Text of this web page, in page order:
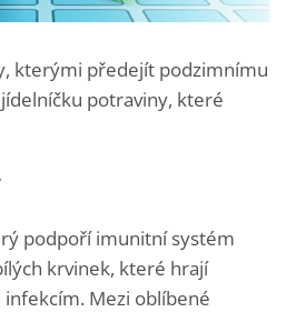
kterými předejít podzimnímu
potraviny, které
podpoří imunitní systém
krvinek, které hrají
Mezi oblíbené